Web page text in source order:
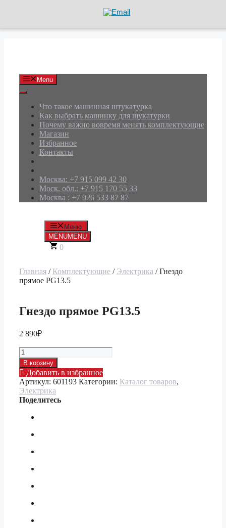
Menu
Что такое машинная штукатурка
Как выбрать машинку для шукатурки
Почему важно вовремя менять комплектующие
Магазин
Избранное
Контакты
Москва: +7 915 099 42 30
Моск. обл.: +7 915 170 55 33
Москва : +7 926 533 87 87
Меню
MENUMENU
0
Главная / Комплектующие / Электрика / Гнездо
прямое PG13.5
Гнездо прямое PG13.5
2 890₽
Количество
товара
Гнездо
прямое
PG13.5
В корзину
Добавить в избранное
Артикул: 601193 Категории: Каталог товаров,
Электрика
Поделитесь